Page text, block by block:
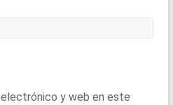
electrónico y web en este